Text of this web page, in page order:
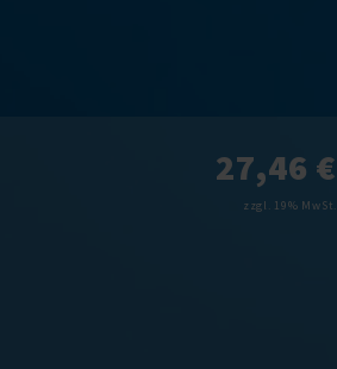
27,46 €
zzgl. 19% MwSt.